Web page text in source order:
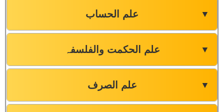
علم الحساب ▼
علم الحکمت والفلسفہ ▼
علم الصرف ▼